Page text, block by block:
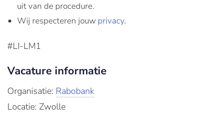
uit van de procedure.
Wij respecteren jouw privacy.
#LI-LM1
Vacature informatie
Organisatie: Rabobank
Locatie: Zwolle